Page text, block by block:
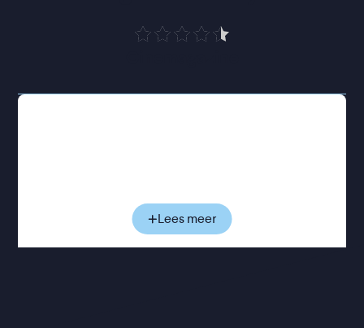
De jonge bokser Camille woont op een prestigieus
boksen, nu ervaart hij vooral twijfel en angst. Binnen
de hechte groep boksers is voor die emoties
nauwelijks ruimte: kwetsbaarheid geldt er als
Lees meer